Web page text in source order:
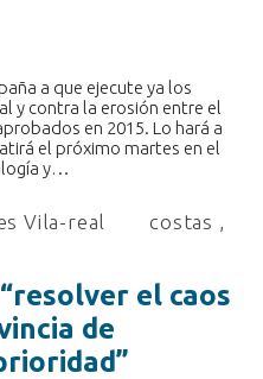
a que ejecute ya los
y contra la erosión entre el
en 2015. Lo hará a
el próximo martes en el
y…
Vila-real costas ,
el caos
de